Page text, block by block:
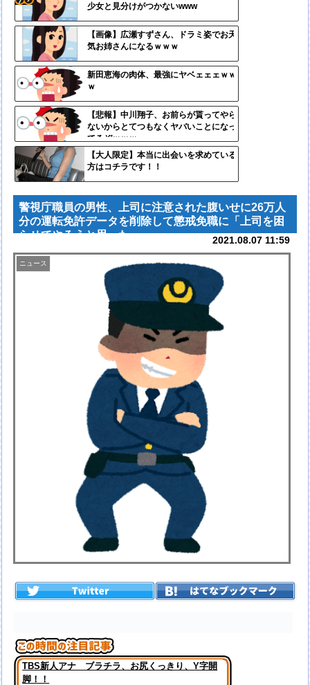
少女と見分けがつかないwww
【画像】広瀬すずさん、ドラミ姿でお天
気お姉さんになるｗｗｗ
新田恵海の肉体、最強にヤベェェェｗｗ
ｗ
【悲報】中川翔子、お前らが貰ってやら
ないからとてつもなくヤバいことになっ
てるぞｗｗｗ
【大人限定】本当に出会いを求めている
方はコチラです！！
コテ
- 固
ンク
更新
ツー
ル
警視庁職員の男性、上司に注意された腹いせに26万人
分の運転免許データを削除して懲戒免職に「上司を困
らせてやろうと思った」
2021.08.07 11:59
ニュース
TBS新人アナ ブラチラ、お尻くっきり、Y字開
脚！！